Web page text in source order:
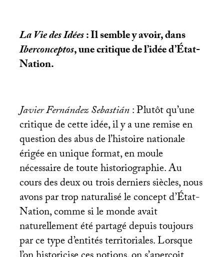
La Vie des Idées: Il semble y avoir, dans
Iberconceptos, une critique de l’idée d’État-
Nation.
Javier Fernández Sebastián: Plutôt qu’une
critique de cette idée, il y a une remise en
question des abus de l’histoire nationale
érigée en unique format, en moule
nécessaire de toute historiographie. Au
cours des deux ou trois derniers siècles, nous
avons par trop naturalisé le concept d’État-
Nation, comme si le monde avait
naturellement été partagé depuis toujours
par ce type d’entités territoriales. Lorsque